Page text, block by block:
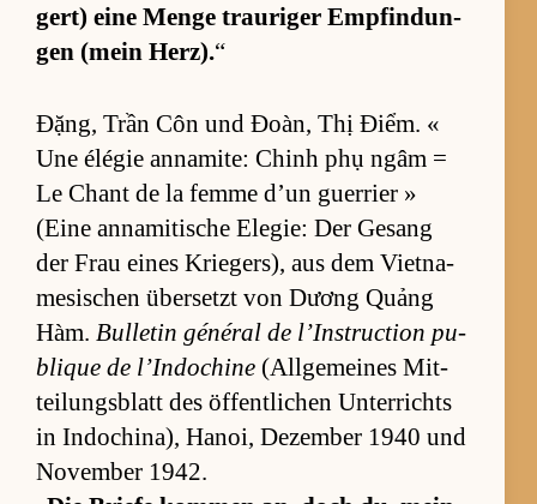
gert) eine Menge trau­ri­ger Emp­fin­dun­
gen (mein Her­z).“
Đặng, Trần Côn und Đoàn, Thị Điểm. «
Une élé­gie an­na­mi­te: Chinh phụ ngâm =
Le Chant de la femme d’un guer­rier »
(Eine an­na­mi­ti­sche Ele­gie: Der Ge­sang
der Frau ei­nes Krie­ger­s), aus dem Vi­et­na­
me­si­schen über­setzt von Dương Quảng
Hàm. Bulle­tin général de l’­In­struc­tion pu­
bli­que de l’In­do­chine (All­ge­mei­nes Mit­
tei­lungs­blatt des öf­fent­li­chen Un­ter­richts
in In­do­china), Ha­noi, De­zem­ber 1940 und
No­vem­ber 1942.